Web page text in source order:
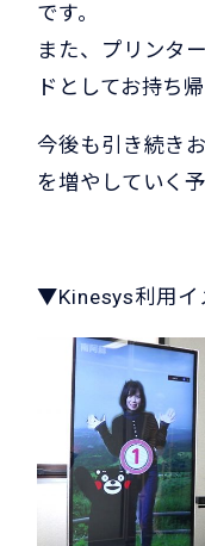
です。
また、プリンタ
ドとしてお持ち
今後も引き続き
を増やしていく予
▼Kinesys利用イ